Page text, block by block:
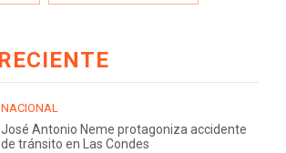
NACIONAL
José Antonio Neme protagoniza accidente
de tránsito en Las Condes